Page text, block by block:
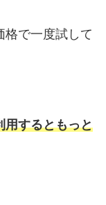
格で一度試して
用するともっと